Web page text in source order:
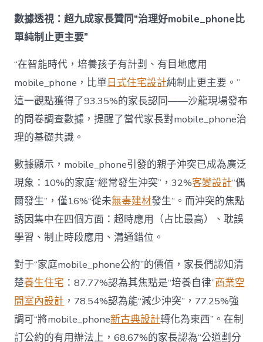
成
為
東
西”，
而
非
“家
庭
中
數據透視：超九成家長贊同“治理好mobile_phone比
單純制止更主要”
“在智能時代，培養孩子有計劃、有目地應用
mobile_phone，比單日式住宅設計純制止更主要。”
這一觀點獲得了93.35%的家長認同——沙龍現場發布
的問卷調查數據，提醒了當代家長對mobile_phone治
理的基礎共識。
數據顯示，mobile_phone引發的親子沖突已成為廣泛
現象：10%的家庭“經常發生沖突”，32%客變設計“偶
爾發生”，僅16%“從未無毒建材發生”。而沖突的焦點
誘因集中在四個方面：超時應用（占比最高）、耽誤
學習、制止時段應用、溝通錯位。
對于“家庭mobile_phone公約”的價值，家長們認知清
楚養生住宅 ：87.77%認為其焦點是“培養自律”商業空
間室內設計 ，78.54%認為能“減少沖突”，77.25%強
調可“將mobile_phone新古典設計轉化為東西”。在制
訂公約的有用辦法上，68.67%的家長認為“公道劃分